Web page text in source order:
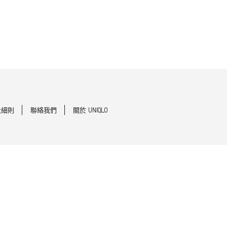
則 聯絡我們 關於 UNIQLO